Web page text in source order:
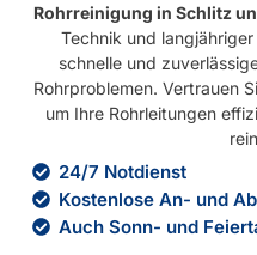
Rohrreinigung in Schlitz
Technik und
schnelle und
Rohrproblemen. Vertrauen
um Ihre Rohrleitungen
24/7 Notdienst
Kostenlose An- und
Auch Sonn- und